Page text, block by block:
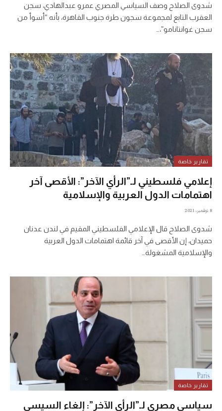
شدوى الصلاح وصف السياسي المصري عمرو عبدالهادي، سجن
العقرب التابع لمجموعة سجون طرة جنوب القاهرة، بأنه “أسوأ من
سجن غوانتانامو”،…
تقارير خاصة
إعلامي فلسطيني لـ”الرأي الآخر”: الأقصى آخر
اهتمامات الدول العربية والإسلامية
8 نوفمبر، 2021
شدوى الصلاح قال الإعلامي الفلسطيني المقيم في لندن عدنان
حميدان، إن الأقصى في آخر قائمة اهتمامات الدول العربية
والإسلامية المشغولة…
تقارير خاصة
سياسي مصري لـ”الرأي الآخر”: إلغاء السيسي